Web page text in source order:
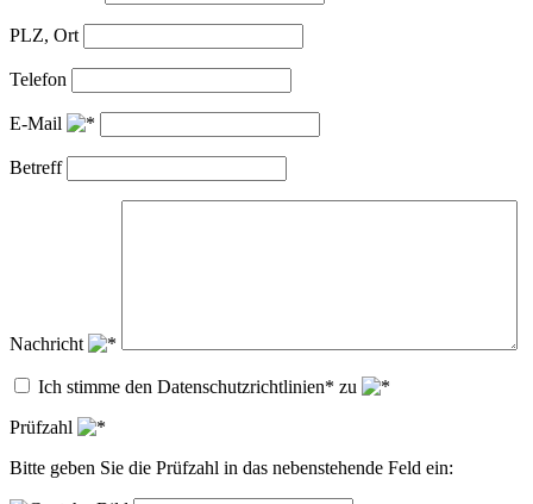
PLZ, Ort
Telefon
E-Mail
Betreff
Nachricht
Ich stimme den Datenschutzrichtlinien* zu
Prüfzahl
Bitte geben Sie die Prüfzahl in das nebenstehende Feld ein: